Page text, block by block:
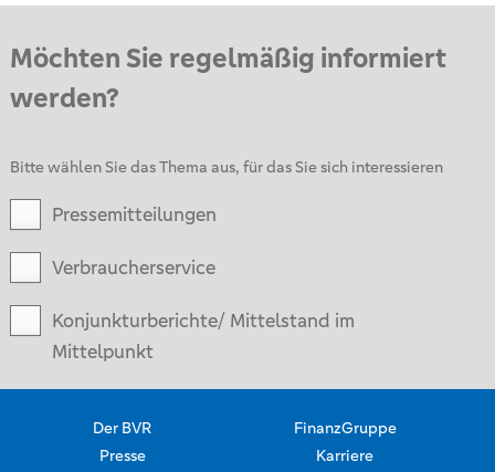
Möchten Sie regelmäßig informiert
werden?
Bitte wählen Sie das Thema aus, für das Sie sich interessieren
Pressemitteilungen
Verbraucherservice
Konjunkturberichte/ Mittelstand im
Mittelpunkt
Der BVR
FinanzGruppe
Presse
Karriere